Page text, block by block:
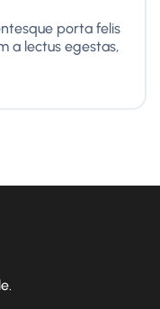
porta felis
a lectus egestas,